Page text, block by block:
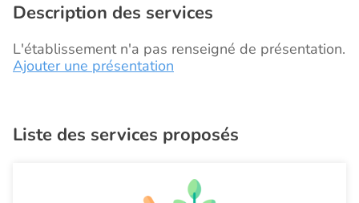
Description des services
L'établissement n'a pas renseigné de présentation.
Ajouter une présentation
Liste des services proposés